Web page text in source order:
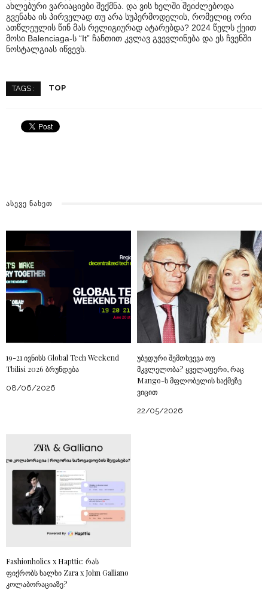
ახლებური ვარიაციები შექმნა. და ვის ხელში შეიძლებოდა
გვენახა ის პირველად თუ არა სუპერმოდელის, რომელიც ორი
ათწლეულის წინ მას რელიგიურად ატარებდა? 2024 წელს ქეით
მოსი Balenciaga-ს “It” ჩანთით კვლავ გვევლინება და ეს ჩვენში
ნოსტალგიას იწვევს.
TAGS : TOP
ᲐᲡᲔᲕᲔ ᲜᲐᲮᲔᲗ
19-21 ივნისს Global Tech Weekend
Tbilisi 2026 ბრუნდება
08/06/2026
უბედური შემთხვევა თუ
მკვლელობა? ყველაფერი, რაც
Mango-ს მფლობელის საქმეზე
ვიცით
22/05/2026
Fashionholics x Hapttic: რას
ფიქრობს ხალხი Zara x John Galliano
კოლაბორაციაზე?